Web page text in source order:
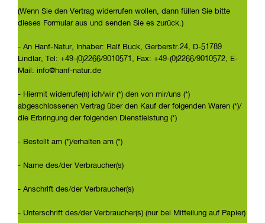
(Wenn Sie den Vertrag widerrufen wollen, dann füllen Sie bitte
dieses Formular aus und senden Sie es zurück.)
- An Hanf-Natur, Inhaber: Ralf Buck, Gerberstr.24, D-51789
Lindlar, Tel: +49-(0)2266/9010571, Fax: +49-(0)2266/9010572, E-
Mail: info@hanf-natur.de
- Hiermit widerrufe(n) ich/wir (*) den von mir/uns (*)
abgeschlossenen Vertrag über den Kauf der folgenden Waren (*)/
die Erbringung der folgenden Dienstleistung (*)
- Bestellt am (*)/erhalten am (*)
- Name des/der Verbraucher(s)
- Anschrift des/der Verbraucher(s)
- Unterschrift des/der Verbraucher(s) (nur bei Mitteilung auf Papier)